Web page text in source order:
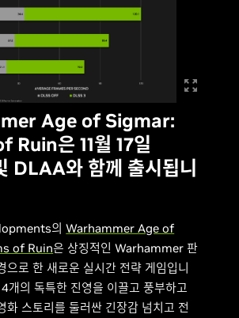
Age of Sigmar:
Ruin은 11월 17일
DLAA와 함께 출시됩니
의Warhammer Age of
of Ruin은 상징적인 Warhammer 판
으로 한 새로운 실시간 전략 게임입니
개의 독특한 진영을 이끌고 풍부하고
화 스토리를 둘러싼 긴장감 넘치고 전